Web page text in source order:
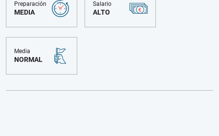
Preparación
MEDIA
Salario
ALTO
Media
NORMAL